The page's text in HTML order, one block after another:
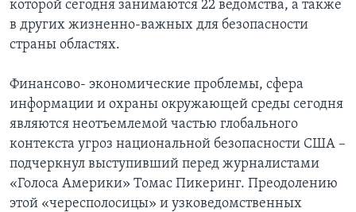
которой сегодня занимаются 22 ведомства, а также
в других жизненно-важных для безопасности
страны областях.
Финансово- экономические проблемы, сфера
информации и охраны окружающей среды сегодня
являются неотъемлемой частью глобального
контекста угроз национальной безопасности США –
подчеркнул выступивший перед журналистами
«Голоса Америки» Томас Пикеринг. Преодолению
этой «чересполосицы» и узковедомственных